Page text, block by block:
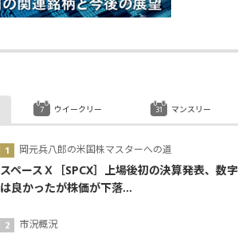
岡元兵八郎の米国株マスターへの道
スペースＸ［SPCX］上場後初の決算発表、数字
は良かったが株価が下落...
市況概況
ウイークリー マンスリー